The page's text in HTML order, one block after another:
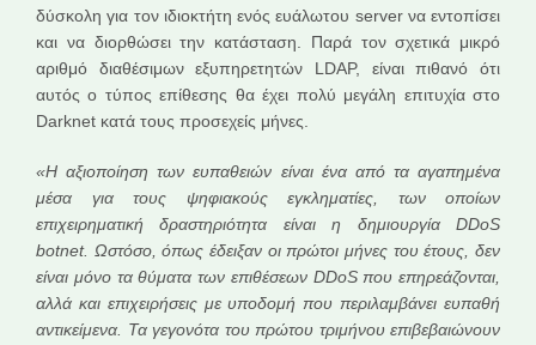
δύσκολη για τον ιδιοκτήτη ενός ευάλωτου server να εντοπίσει
και να διορθώσει την κατάσταση. Παρά τον σχετικά μικρό
αριθμό διαθέσιμων εξυπηρετητών LDAP, είναι πιθανό ότι
αυτός ο τύπος επίθεσης θα έχει πολύ μεγάλη επιτυχία στο
Darknet κατά τους προσεχείς μήνες.
«Η αξιοποίηση των ευπαθειών είναι ένα από τα αγαπημένα
μέσα για τους ψηφιακούς εγκληματίες, των οποίων
επιχειρηματική δραστηριότητα είναι η δημιουργία DDoS
botnet. Ωστόσο, όπως έδειξαν οι πρώτοι μήνες του έτους, δεν
είναι μόνο τα θύματα των επιθέσεων DDoS που επηρεάζονται,
αλλά και επιχειρήσεις με υποδομή που περιλαμβάνει ευπαθή
αντικείμενα. Τα γεγονότα του πρώτου τριμήνου επιβεβαιώνουν